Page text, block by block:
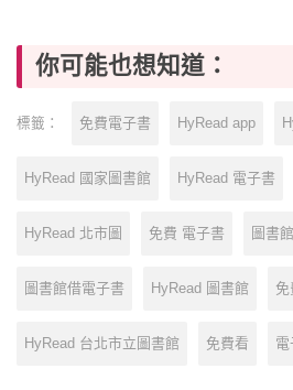
你可能也想知道：
標籤： 免費電子書 HyRead app
HyRead 國家圖書館 HyRead 電子書
HyRead 北市圖 免費 電子書 圖書
圖書館借電子書 HyRead 圖書館 免
HyRead 台北市立圖書館 免費看 電